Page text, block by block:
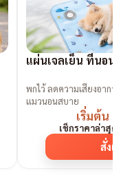
แผ่นเจลเย็น ที่นอนเ
พกไว้ ลดความเสี่ยงอากา
แมวนอนสบาย
เริ่มต้น
เช็กราคาล่าสุด
สั่งเ